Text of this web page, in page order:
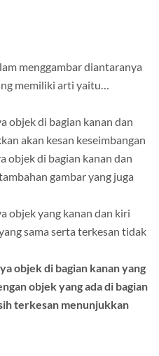
menggambar diantaranya
memiliki arti yaitu…
objek di bagian kanan dan
akan kesan keseimbangan
objek di bagian kanan dan
gambar yang juga
objek yang kanan dan kiri
sama serta terkesan tidak
objek di bagian kanan yang
objek yang ada di bagian
terkesan menunjukkan